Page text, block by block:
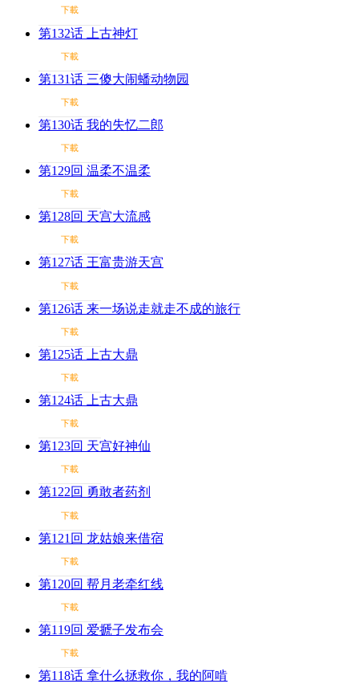
下載
第132话 上古神灯
下載
第131话 三傻大闹蟠动物园
下載
第130话 我的失忆二郎
下載
第129回 温柔不温柔
下載
第128回 天宫大流感
下載
第127话 王富贵游天宫
下載
第126话 来一场说走就走不成的旅行
下載
第125话 上古大鼎
下載
第124话 上古大鼎
下載
第123回 天宫好神仙
下載
第122回 勇敢者药剂
下載
第121回 龙姑娘来借宿
下載
第120回 帮月老牵红线
下載
第119回 爱搋子发布会
下載
第118话 拿什么拯救你，我的阿啃